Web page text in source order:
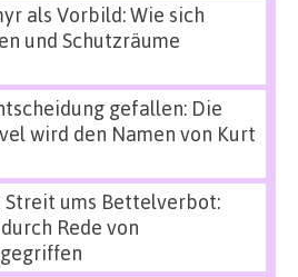
als Vorbild: Wie sich
und Schutzräume
gefallen: Die
wird den Namen von Kurt
Streit ums Bettelverbot:
Rede von